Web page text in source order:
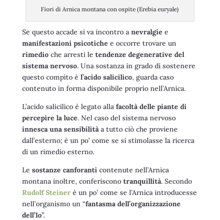
Fiori di Arnica montana con ospite (Erebia euryale)
Se questo accade si va incontro a nevralgie e
manifestazioni psicotiche e occorre trovare un
rimedioche arresti le tendenze degenerative del
sistema nervoso. Una sostanza in grado di sostenere
questo compito è l’acido salicilico, guarda caso
contenuto in forma disponibile proprio nell’Arnica.
L’acido salicilico è legato alla facoltà delle piante di
percepire la luce. Nel caso del sistema nervoso
innesca una sensibilitàa tutto ciò che proviene
dall’esterno; è un po’ come se si stimolasse la ricerca
di un rimedio esterno.
Le sostanze canforanticontenute nell’Arnica
montana inoltre, conferiscono tranquillità. Secondo
Rudolf Steinerè un po’ come se l’Arnica introducesse
nell’organismo un “fantasma dell’organizzazione
dell’Io”.